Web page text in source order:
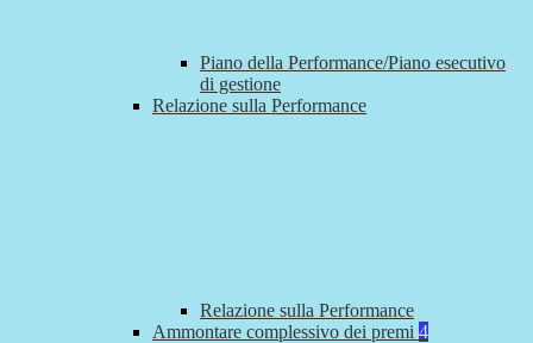
Piano della Performance/Piano esecutivo
di gestione
Relazione sulla Performance
Relazione sulla Performance
Ammontare complessivo dei premi 4